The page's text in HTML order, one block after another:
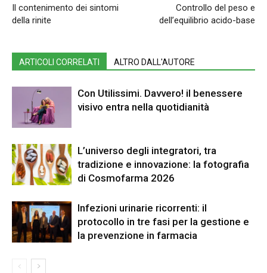
Il contenimento dei sintomi
della rinite
Controllo del peso e
dell’equilibrio acido-base
ARTICOLI CORRELATI ALTRO DALL'AUTORE
Con Utilissimi. Davvero! il benessere
visivo entra nella quotidianità
L’universo degli integratori, tra
tradizione e innovazione: la fotografia
di Cosmofarma 2026
Infezioni urinarie ricorrenti: il
protocollo in tre fasi per la gestione e
la prevenzione in farmacia